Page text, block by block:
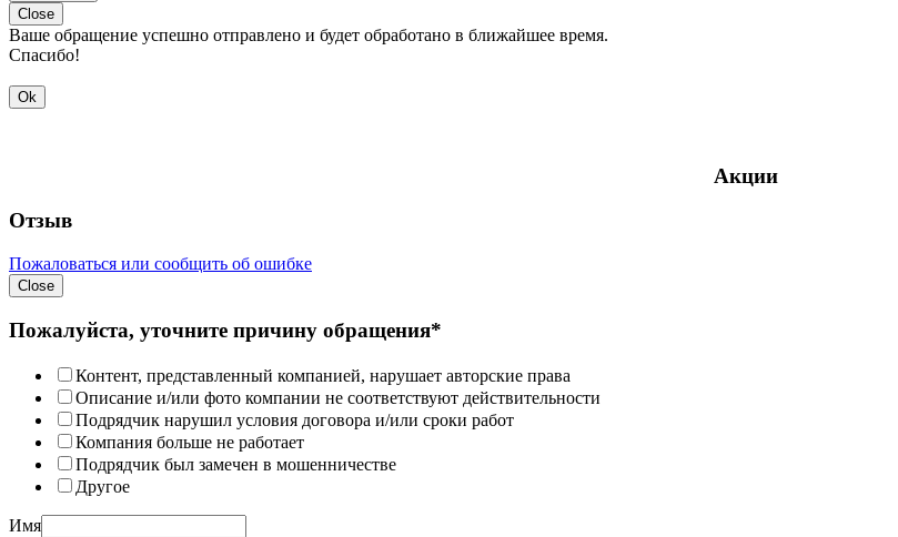
Close
Ваше обращение успешно отправлено и будет обработано в ближайшее время.
Спасибо!
Ok
Акции
Отзыв
Пожаловаться или сообщить об ошибке
Close
Пожалуйста, уточните причину обращения*
Контент, представленный компанией, нарушает авторские права
Описание и/или фото компании не соответствуют действительности
Подрядчик нарушил условия договора и/или сроки работ
Компания больше не работает
Подрядчик был замечен в мошенничестве
Другое
Имя